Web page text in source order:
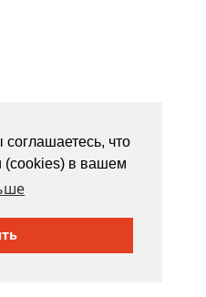
что
(cookies) в вашем